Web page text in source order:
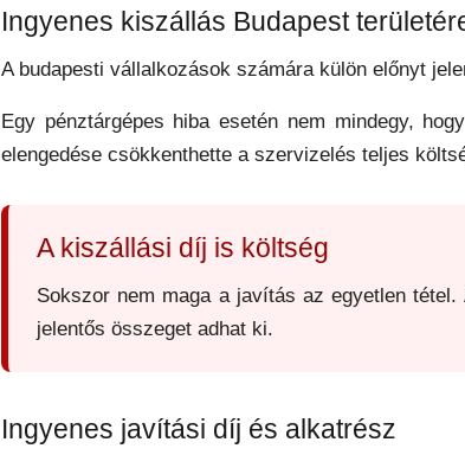
Ingyenes kiszállás Budapest
A budapesti vállalkozások számára külön előnyt
Egy pénztárgépes hiba esetén nem mindegy,
elengedése csökkenthette a szervizelés teljes
A kiszállási díj is költség
Sokszor nem maga a javítás az egyetlen
jelentős összeget adhat ki.
Ingyenes javítási díj és alkatrész